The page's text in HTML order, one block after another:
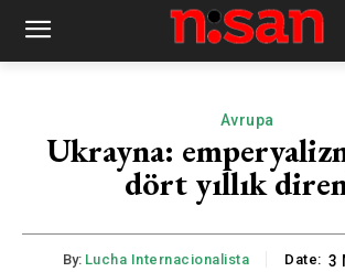
Avrupa
Ukrayna:
dört yıllık
By: Lucha Internacionalista Date: 3